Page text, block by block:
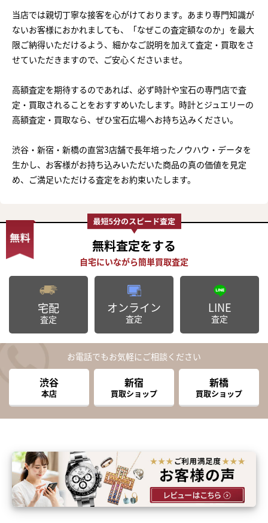
当店では親切丁寧な接客を心がけております。あまり専門知識が
ないお客様におかれましても、「なぜこの査定額なのか」を最大
限ご納得いただけるよう、細かなご説明を加えて査定・買取をさ
せていただきますので、ご安心くださいませ。
高額査定を期待するのであれば、必ず時計や宝石の専門店で査
定・買取されることをおすすめいたします。時計とジュエリーの
高額査定・買取なら、ぜひ宝石広場へお持ち込みください。
渋谷・新宿・新橋の直営3店舗で長年培ったノウハウ・データを
生かし、お客様がお持ち込みいただいた商品の真の価値を見定
め、ご満足いただける査定をお約束いたします。
無料査定をする
宅配
査定
オンライン
査定
LINE
査定
お電話でもお気軽にご相談ください
渋谷
本店
新宿
買取ショップ
新橋
買取ショップ